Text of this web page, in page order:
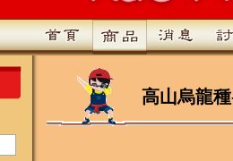
高山烏龍